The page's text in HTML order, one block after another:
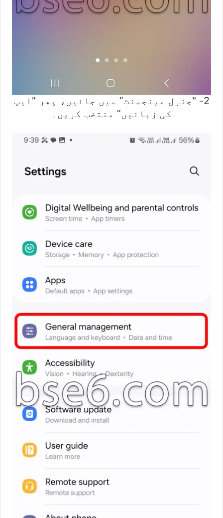
2- "جنرل مینجمنٹ” میں جائیں، پھر "ایپ
کی زبانیں” منتخب کریں۔